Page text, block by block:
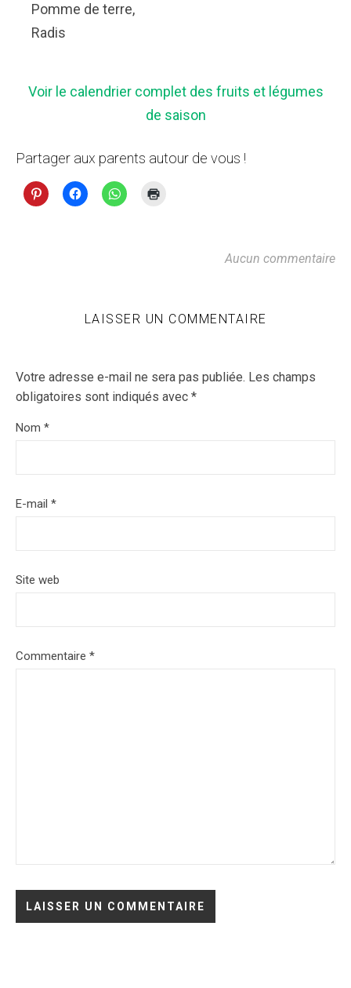
Pomme de terre,
Radis
Voir le calendrier complet des fruits et légumes
de saison
Partager aux parents autour de vous !
Aucun commentaire
LAISSER UN COMMENTAIRE
Votre adresse e-mail ne sera pas publiée. Les champs
obligatoires sont indiqués avec *
Nom *
E-mail *
Site web
Commentaire *